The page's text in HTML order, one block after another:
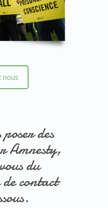
nous
des
Amnesty,
du
contact